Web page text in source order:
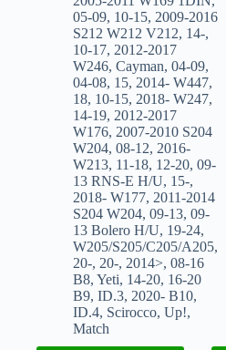
05-09, 10-15, 2009-2016
S212 W212 V212, 14-,
10-17, 2012-2017
W246, Cayman, 04-09,
04-08, 15, 2014- W447,
18, 10-15, 2018- W247,
14-19, 2012-2017
W176, 2007-2010 S204
W204, 08-12, 2016-
W213, 11-18, 12-20, 09-
13 RNS-E H/U, 15-,
2018- W177, 2011-2014
S204 W204, 09-13, 09-
13 Bolero H/U, 19-24,
W205/S205/C205/A205,
20-, 20-, 2014>, 08-16
B8, Yeti, 14-20, 16-20
B9, ID.3, 2020- B10,
ID.4, Scirocco, Up!,
Match